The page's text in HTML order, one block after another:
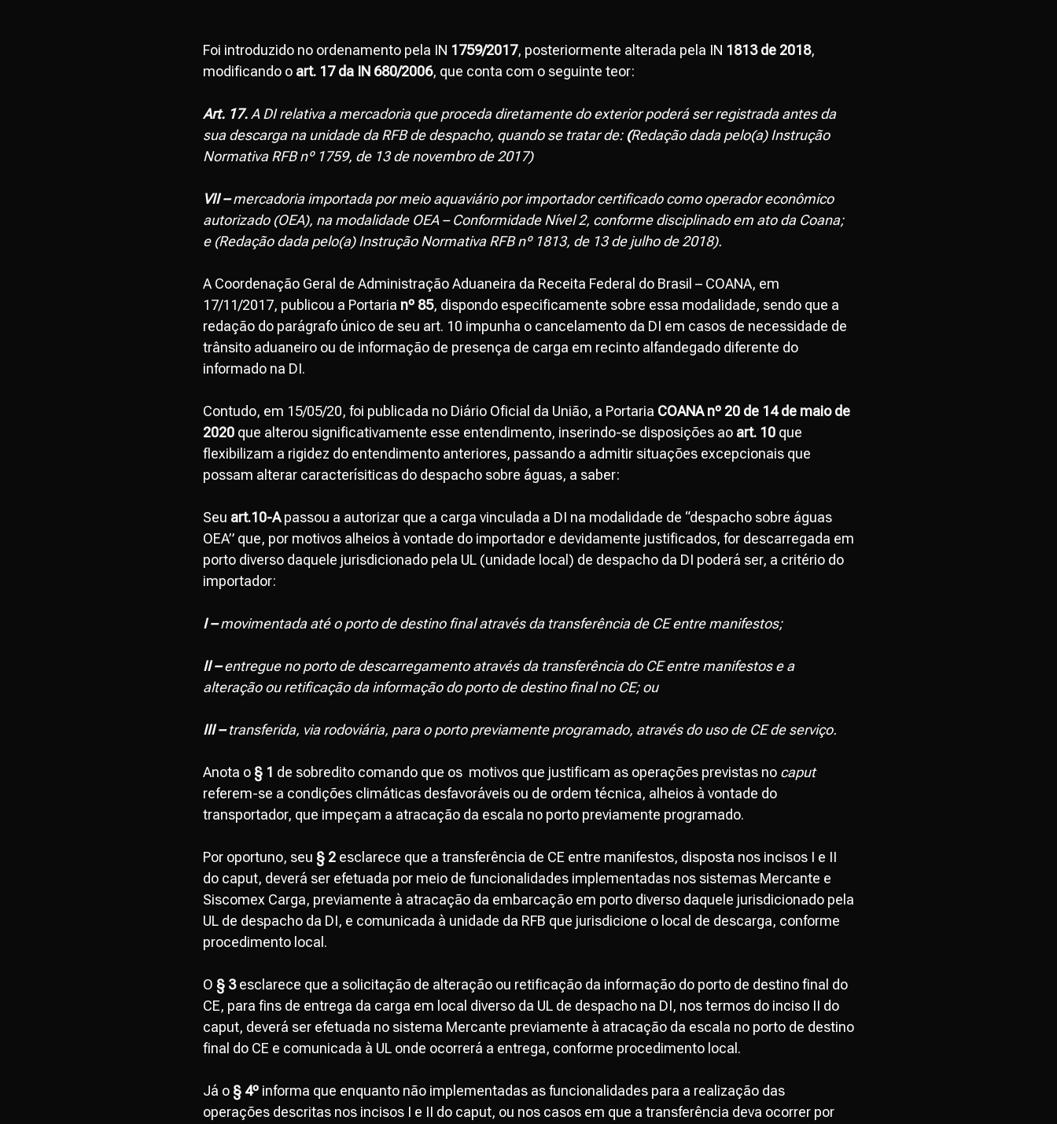
Foi introduzido no ordenamento pela IN 1759/2017, posteriormente alterada pela IN 1813 de 2018,
modificando o art. 17 da IN 680/2006, que conta com o seguinte teor:
Art. 17.A DI relativa a mercadoria que proceda diretamente do exterior poderá ser registrada antes da
sua descarga na unidade da RFB de despacho, quando se tratar de:(Redação dada pelo(a) Instrução
Normativa RFB nº 1759, de 13 de novembro de 2017)
VII –mercadoria importada por meio aquaviário por importador certificado como operador econômico
autorizado (OEA), na modalidade OEA – Conformidade Nível 2, conforme disciplinado em ato da Coana;
e (Redação dada pelo(a) Instrução Normativa RFB nº 1813, de 13 de julho de 2018).
A Coordenação Geral de Administração Aduaneira da Receita Federal do Brasil – COANA, em
17/11/2017, publicou a Portaria nº 85, dispondo especificamente sobre essa modalidade, sendo que a
redação do parágrafo único de seu art. 10 impunha o cancelamento da DI em casos de necessidade de
trânsito aduaneiro ou de informação de presença de carga em recinto alfandegado diferente do
informado na DI.
Contudo, em 15/05/20, foi publicada no Diário Oficial da União, a Portaria COANA nº 20 de 14 de maio de
2020 que alterou significativamente esse entendimento, inserindo-se disposições ao art. 10 que
flexibilizam a rigidez do entendimento anteriores, passando a admitir situações excepcionais que
possam alterar caracterísiticas do despacho sobre águas, a saber:
Seu art.10-Apassou a autorizar que a carga vinculada a DI na modalidade de “despacho sobre águas
OEA” que, por motivos alheios à vontade do importador e devidamente justificados, for descarregada em
porto diverso daquele jurisdicionado pela UL (unidade local) de despacho da DI poderá ser, a critério do
importador:
I –movimentada até o porto de destino final através da transferência de CE entre manifestos;
II –entregue no porto de descarregamento através da transferência do CE entre manifestos e a
alteração ou retificação da informação do porto de destino final no CE; ou
III –transferida, via rodoviária, para o porto previamente programado, através do uso de CE de serviço.
Anota o § 1 de sobredito comando que os motivos que justificam as operações previstas no caput
referem-se a condições climáticas desfavoráveis ou de ordem técnica, alheios à vontade do
transportador, que impeçam a atracação da escala no porto previamente programado.
Por oportuno, seu § 2 esclarece que a transferência de CE entre manifestos, disposta nos incisos I e II
do caput, deverá ser efetuada por meio de funcionalidades implementadas nos sistemas Mercante e
Siscomex Carga, previamente à atracação da embarcação em porto diverso daquele jurisdicionado pela
UL de despacho da DI, e comunicada à unidade da RFB que jurisdicione o local de descarga, conforme
procedimento local.
O § 3esclarece que a solicitação de alteração ou retificação da informação do porto de destino final do
CE, para fins de entrega da carga em local diverso da UL de despacho na DI, nos termos do inciso II do
caput, deverá ser efetuada no sistema Mercante previamente à atracação da escala no porto de destino
final do CE e comunicada à UL onde ocorrerá a entrega, conforme procedimento local.
Já o § 4º informa que enquanto não implementadas as funcionalidades para a realização das
operações descritas nos incisos I e II do caput, ou nos casos em que a transferência deva ocorrer por